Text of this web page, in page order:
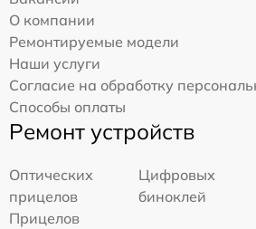
О компании
Ремонтируемые модели
Наши услуги
Согласие на обработку
Способы оплаты
Ремонт устройств
Оптических
прицелов
Цифровых
биноклей
Прицелов